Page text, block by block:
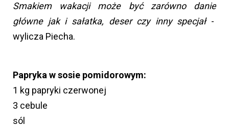
Smakiem wakacji może być zarówno danie
główne jak i sałatka, deser czy inny specjał -
wylicza Piecha.
Papryka w sosie pomidorowym:
1 kg papryki czerwonej
3 cebule
sól